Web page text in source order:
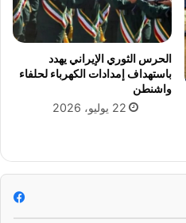
الحرس الثوري الإيراني يهدد
باستهداف إمدادات الكهرباء لحلفاء
واشنطن
22 يوليو، 2026